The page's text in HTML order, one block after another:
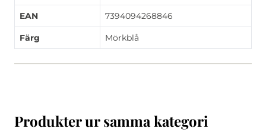
EAN 7394094268846
Färg Mörkblå
Produkter ur samma kategori